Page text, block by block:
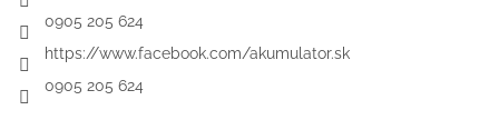
0905 205 624
https://www.facebook.com/akumulator.sk
0905 205 624